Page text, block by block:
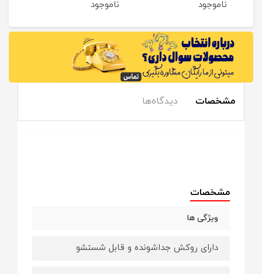
ناموجود ناموجود
مشخصات دیدگاه‌ها
مشخصات
ویژگی ها
دارای روکش جداشونده و قابل شستشو